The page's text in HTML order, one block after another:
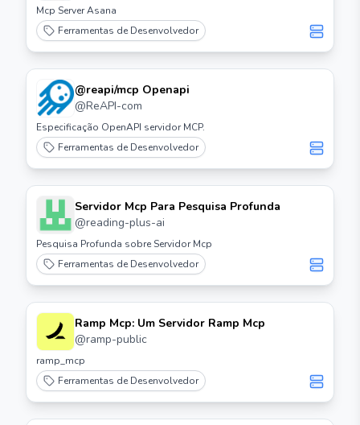
Mcp Server Asana
Ferramentas de Desenvolvedor
@reapi/mcp Openapi
@ReAPI-com
Especificação OpenAPI servidor MCP.
Ferramentas de Desenvolvedor
Servidor Mcp Para Pesquisa Profunda
@reading-plus-ai
Pesquisa Profunda sobre Servidor Mcp
Ferramentas de Desenvolvedor
Ramp Mcp: Um Servidor Ramp Mcp
@ramp-public
ramp_mcp
Ferramentas de Desenvolvedor